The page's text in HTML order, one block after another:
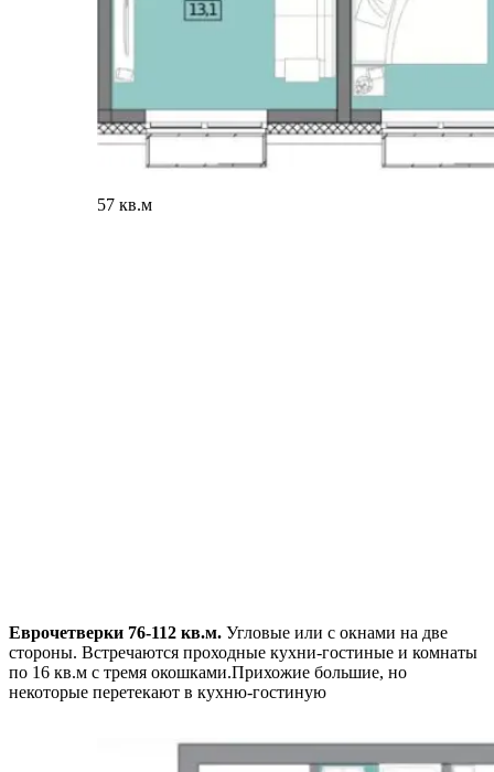
57 кв.м
Еврочетверки 76-112 кв.м. Угловые или с окнами на две
стороны. Встречаются проходные кухни-гостиные и комнаты
по 16 кв.м с тремя окошками.Прихожие большие, но
некоторые перетекают в кухню-гостиную